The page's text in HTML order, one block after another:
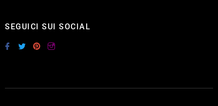
SEGUICI SUI SOCIAL